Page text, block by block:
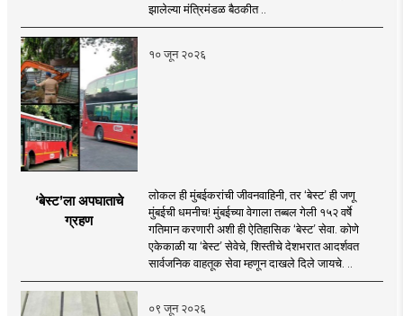
झालेल्या मंत्रिमंडळ बैठकीत ..
१० जून २०२६
‘बेस्ट’ला अपघाताचे
ग्रहण
लोकल ही मुंबईकरांची जीवनवाहिनी, तर ‘बेस्ट’ ही जणू
मुंबईची धमनीच! मुंबईच्या वेगाला तब्बल गेली १५२ वर्षे
गतिमान करणारी अशी ही ऐतिहासिक ‘बेस्ट’ सेवा. कोणे
एकेकाळी या ‘बेस्ट’ सेवेचे, शिस्तीचे देशभरात आदर्शवत
सार्वजनिक वाहतूक सेवा म्हणून दाखले दिले जायचे. ..
०९ जून २०२६